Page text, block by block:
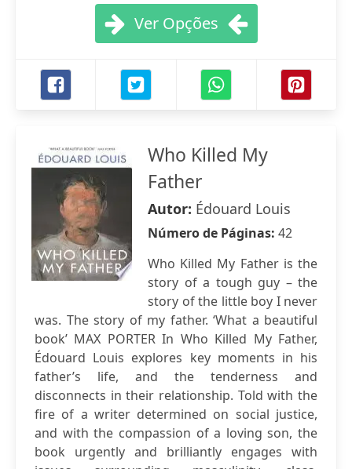
Ver Opções
Who Killed My
Father
Autor: Édouard Louis
Número de Páginas: 42
Who Killed My Father is the
story of a tough guy – the
story of the little boy I never
was. The story of my father. ‘What a beautiful
book’ MAX PORTER In Who Killed My Father,
Édouard Louis explores key moments in his
father’s life, and the tenderness and
disconnects in their relationship. Told with the
fire of a writer determined on social justice,
and with the compassion of a loving son, the
book urgently and brilliantly engages with